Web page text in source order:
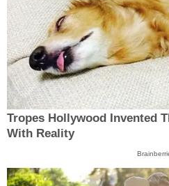
Tropes Hollywood Invented
With Reality